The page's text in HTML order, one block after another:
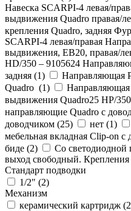
Навеска SCARPI-4 левая/
выдвижения Quadro правая/
крепления Quadro, задняя
SCARPI-4 левая/правая
выдвижения, ЕВ20, правая/
HD/350 – 9105624
задняя (1)
Направляющая
Quadro (1)
Направляющая
выдвижения Quadro25 НР/
направляющие Quadro с
доводчиком (25) нет (1)
мебельная вкладная Clip-on с
биде (2)
Со светодиодной
выход свободный. Крепления
Стандарт подводки
1/2" (2)
Механизм
керамический картридж (2